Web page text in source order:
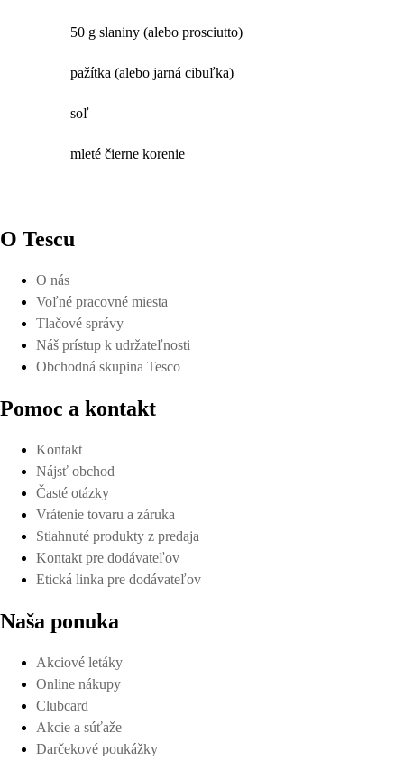
50 g slaniny (alebo prosciutto)
pažítka (alebo jarná cibuľka)
soľ
mleté čierne korenie
O Tescu
O nás
Voľné pracovné miesta
Tlačové správy
Náš prístup k udržateľnosti
Obchodná skupina Tesco
Pomoc a kontakt
Kontakt
Nájsť obchod
Časté otázky
Vrátenie tovaru a záruka
Stiahnuté produkty z predaja
Kontakt pre dodávateľov
Etická linka pre dodávateľov
Naša ponuka
Akciové letáky
Online nákupy
Clubcard
Akcie a súťaže
Darčekové poukážky